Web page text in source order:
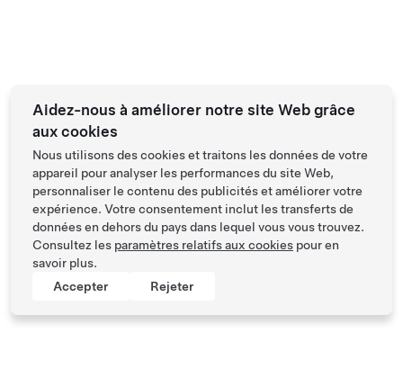
Aidez-nous à améliorer notre site Web grâce
aux cookies
Nous utilisons des cookies et traitons les données de votre
appareil pour analyser les performances du site Web,
personnaliser le contenu des publicités et améliorer votre
expérience. Votre consentement inclut les transferts de
données en dehors du pays dans lequel vous vous trouvez.
Consultez les paramètres relatifs aux cookies pour en
savoir plus.
Accepter
Rejeter